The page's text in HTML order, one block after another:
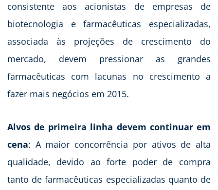
consistente aos acionistas de empresas de
biotecnologia e farmacêuticas especializadas,
associada às projeções de crescimento do
mercado, devem pressionar as grandes
farmacêuticas com lacunas no crescimento a
fazer mais negócios em 2015.
Alvos de primeira linha devem continuar em
cena: A maior concorrência por ativos de alta
qualidade, devido ao forte poder de compra
tanto de farmacêuticas especializadas quanto de